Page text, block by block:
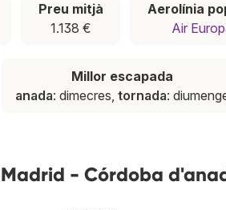
Preu mitjà
1.138 €
Aerolínia
Air
Millor escapada
anada: dimecres, tornada:
- Córdoba